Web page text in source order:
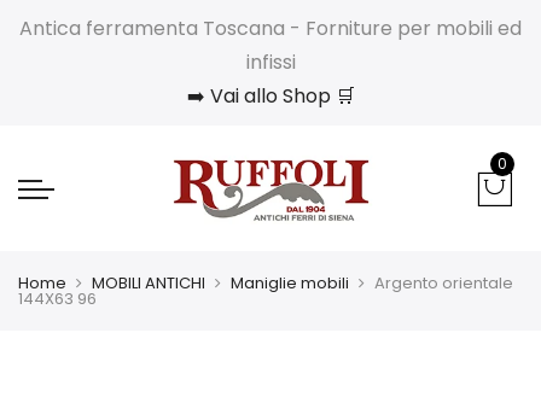
Antica ferramenta Toscana - Forniture per mobili ed
infissi
➡️ Vai allo Shop 🛒
0
Home MOBILI ANTICHI Maniglie mobili Argento orientale
144X63 96